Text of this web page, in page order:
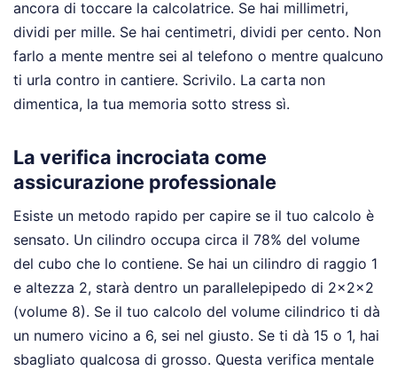
ancora di toccare la calcolatrice. Se hai millimetri,
dividi per mille. Se hai centimetri, dividi per cento. Non
farlo a mente mentre sei al telefono o mentre qualcuno
ti urla contro in cantiere. Scrivilo. La carta non
dimentica, la tua memoria sotto stress sì.
La verifica incrociata come
assicurazione professionale
Esiste un metodo rapido per capire se il tuo calcolo è
sensato. Un cilindro occupa circa il 78% del volume
del cubo che lo contiene. Se hai un cilindro di raggio 1
e altezza 2, starà dentro un parallelepipedo di 2x2x2
(volume 8). Se il tuo calcolo del volume cilindrico ti dà
un numero vicino a 6, sei nel giusto. Se ti dà 15 o 1, hai
sbagliato qualcosa di grosso. Questa verifica mentale